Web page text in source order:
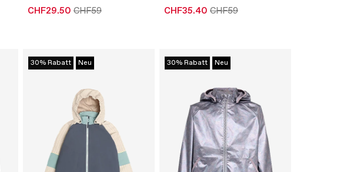
CHF29.50 CHF59 CHF35.40 CHF59
30% Rabatt Neu 30% Rabatt Neu